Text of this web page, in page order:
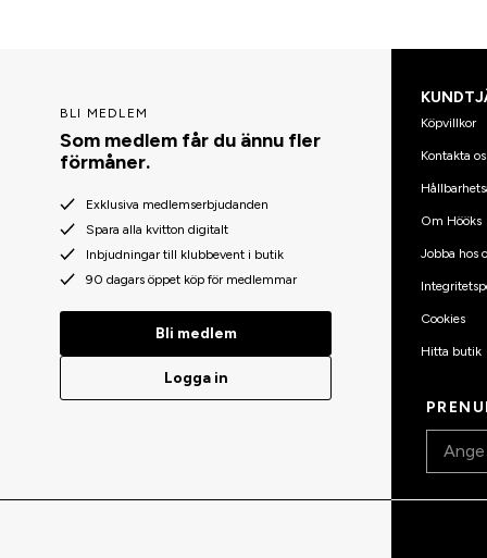
BLI MEDLEM
Som medlem får du ännu fler
förmåner.
Exklusiva medlemserbjudanden
Spara alla kvitton digitalt
Inbjudningar till klubbevent i butik
90 dagars öppet köp för medlemmar
Bli medlem
Logga in
Köpvillkor
Kontakta
Om Hööks
Jobba hos
Cookies
Hitta butik